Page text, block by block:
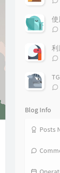
a
t
Blog Info
Posts